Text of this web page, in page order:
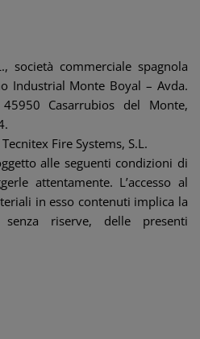
società commerciale spagnola
Industrial Monte Boyal – Avda.
Casarrubios del Monte,
Fire Systems, S.L.
alle seguenti condizioni di
attentamente. L’accesso al
in esso contenuti implica la
senza riserve, delle presenti